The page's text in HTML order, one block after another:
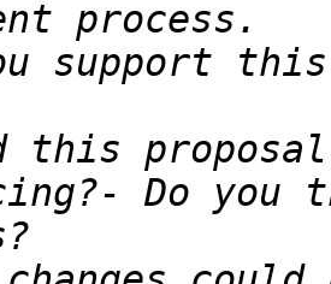
support
this
Do you